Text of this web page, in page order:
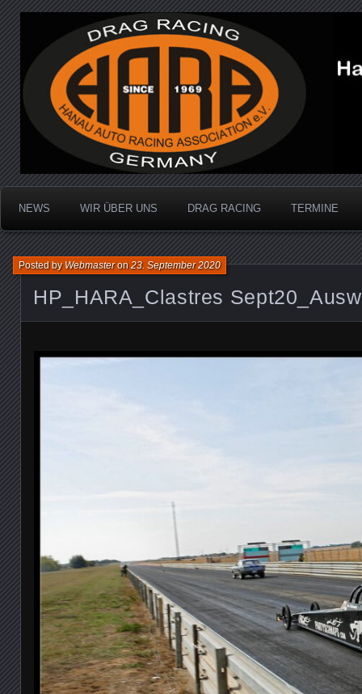
Hanau Auto Racing
Dragracing auf der 1/4 Meile
NEWS WIR ÜBER UNS DRAG RACING TERMINE
HP_HARA_Clastres
Posted byWebmasteron23. September 2020